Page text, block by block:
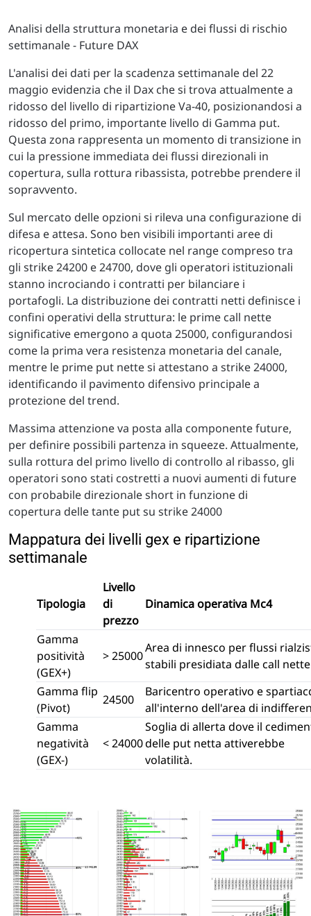
Analisi della struttura monetaria e dei flussi di rischio
settimanale - Future DAX
L'analisi dei dati per la scadenza settimanale del 22
maggio evidenzia che il Dax che si trova attualmente a
ridosso del livello di ripartizione Va-40, posizionandosi a
ridosso del primo, importante livello di Gamma put.
Questa zona rappresenta un momento di transizione in
cui la pressione immediata dei flussi direzionali in
copertura, sulla rottura ribassista, potrebbe prendere il
sopravvento.
Sul mercato delle opzioni si rileva una configurazione di
difesa e attesa. Sono ben visibili importanti aree di
ricopertura sintetica collocate nel range compreso tra
gli strike 24200 e 24700, dove gli operatori istituzionali
stanno incrociando i contratti per bilanciare i
portafogli. La distribuzione dei contratti netti definisce i
confini operativi della struttura: le prime call nette
significative emergono a quota 25000, configurandosi
come la prima vera resistenza monetaria del canale,
mentre le prime put nette si attestano a strike 24000,
identificando il pavimento difensivo principale a
protezione del trend.
Massima attenzione va posta alla componente future,
per definire possibili partenza in squeeze. Attualmente,
sulla rottura del primo livello di controllo al ribasso, gli
operatori sono stati costretti a nuovi aumenti di future
con probabile direzionale short in funzione di
copertura delle tante put su strike 24000
Mappatura dei livelli gex e ripartizione
settimanale
Tipologia
Livello
di
prezzo
Dinamica operativa Mc4
Gamma
positività
(GEX+)
> 25000
Area di innesco per flussi
stabili presidiata dalle call
Gamma flip
(Pivot)
24500
Baricentro operativo e
all'interno dell'area di
Gamma
negatività
(GEX-)
< 24000
Soglia di allerta dove il
delle put netta attiverebbe
volatilità.